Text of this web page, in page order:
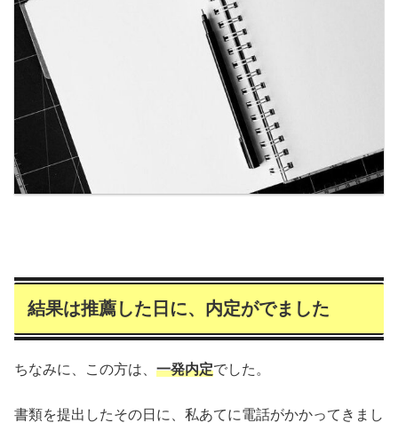
結果は推薦した日に、内定がでました
ちなみに、この方は、 一発内定でした。
書類を提出したその日に、私あてに電話がかかってきまし